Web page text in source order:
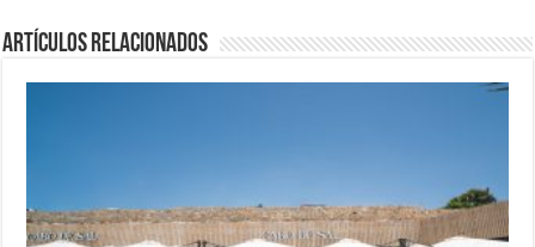
Artículos relacionados